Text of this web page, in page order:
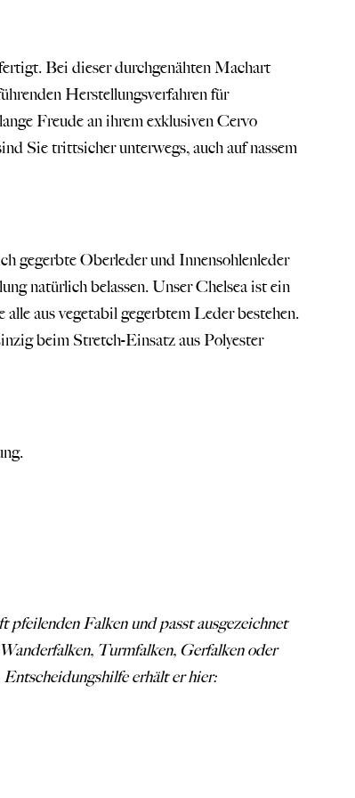
Bei dieser durchgenähten Machart
Herstellungsverfahren für
Freude an ihrem exklusiven Cervo
Sie trittsicher unterwegs, auch auf nassem
gegerbte Oberleder und Innensohlenleder
natürlich belassen. Unser Chelsea ist ein
aus vegetabil gegerbtem Leder bestehen.
beim Stretch-Einsatz aus Polyester
Falken und passt ausgezeichnet
Turmfalken, Gerfalken oder
erhält er hier: